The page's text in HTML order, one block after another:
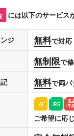
には以下のサービス
ジ 無料で対応
無制限で
無料で両
ご希望に応